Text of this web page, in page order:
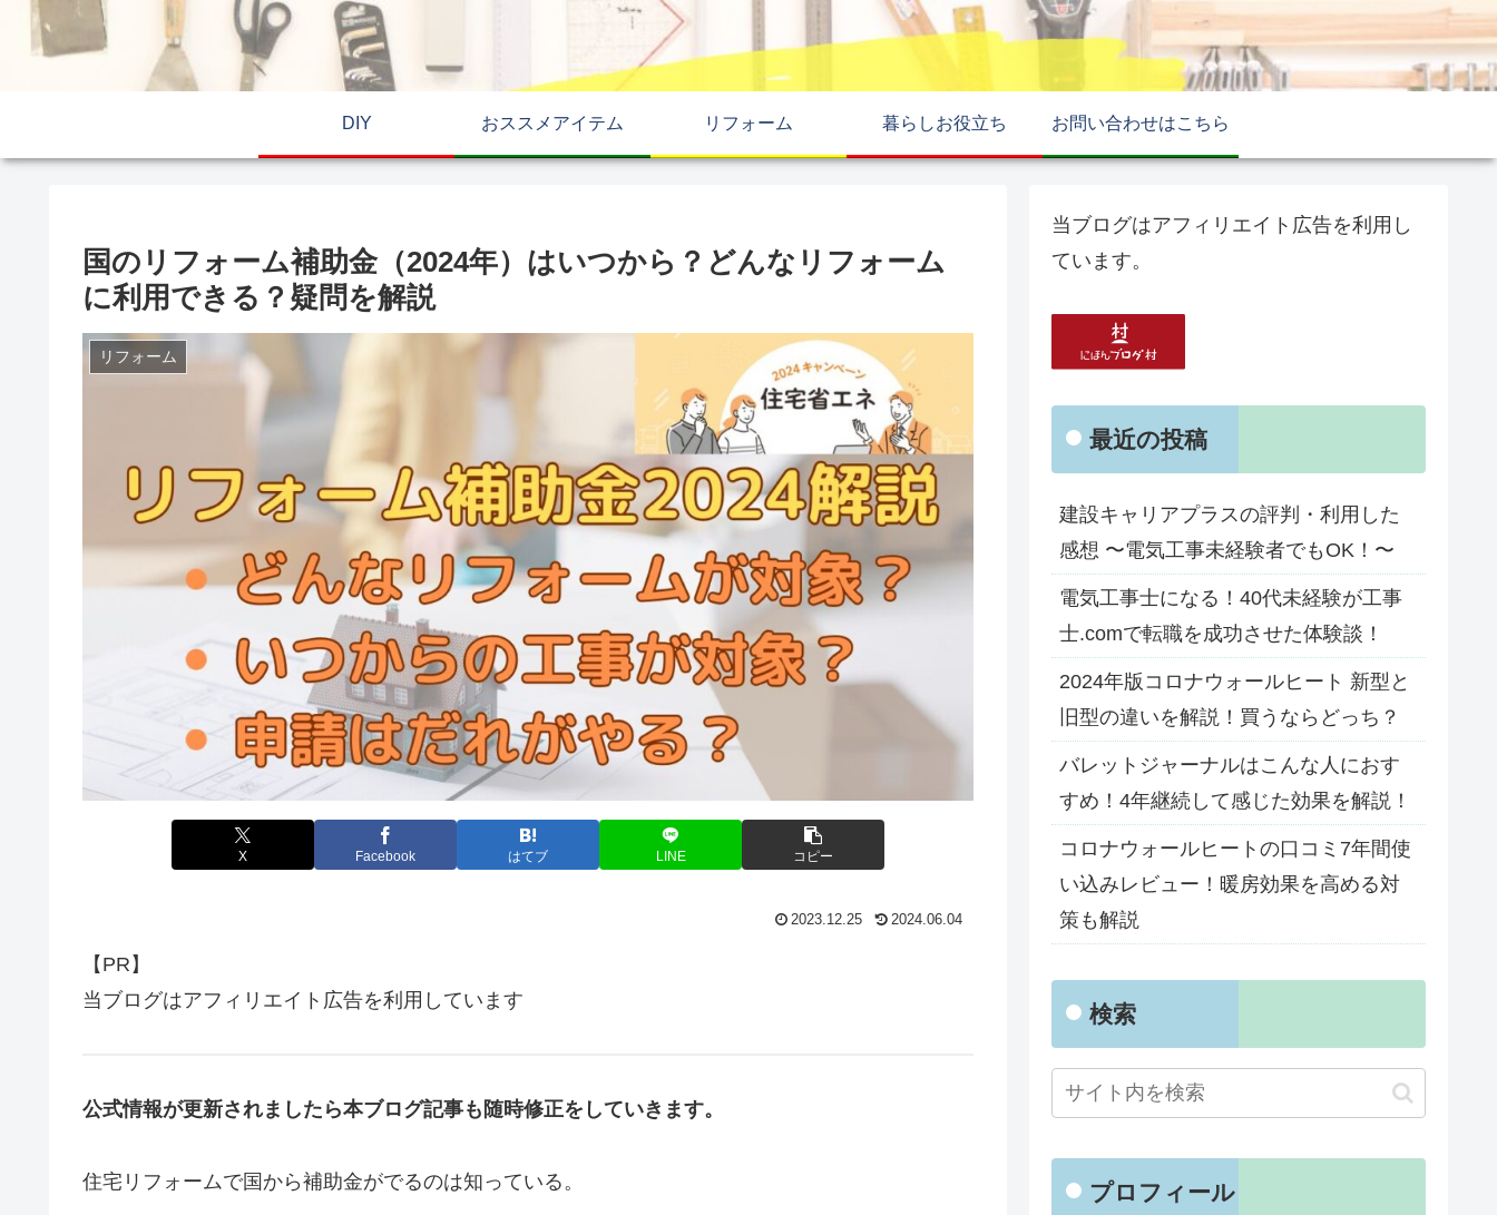
DIY おススメアイテム リフォーム 暮らしお役立ち お問い合わせはこちら
国のリフォーム補助金（2024年）はいつから？どんなリフォーム
に利用できる？疑問を解説
リフォーム
X Facebook はてブ LINE コピー
2023.12.25 2024.06.04
【PR】
当ブログはアフィリエイト広告を利用しています
公式情報が更新されましたら本ブログ記事も随時修正をしていきます。
住宅リフォームで国から補助金がでるのは知っている。
当ブログはアフィリエイト広告を利用し
ています。
最近の投稿
建設キャリアプラスの評判・利用した
感想 〜電気工事未経験者でもOK！〜
電気工事士になる！40代未経験が工事
士.comで転職を成功させた体験談！
2024年版コロナウォールヒート 新型と
旧型の違いを解説！買うならどっち？
バレットジャーナルはこんな人におす
すめ！4年継続して感じた効果を解説！
コロナウォールヒートの口コミ7年間使
い込みレビュー！暖房効果を高める対
策も解説
検索
プロフィール